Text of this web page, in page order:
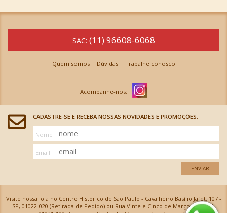
SAC: (11) 96608-6068
Quem somos Dúvidas Trabalhe conosco
CADASTRE-SE E RECEBA NOSSAS NOVIDADES E PROMOÇÕES.
Nome
Email
ENVIAR
Visite nossa loja no Centro Histórico de São Paulo - Cavalheiro Basílio Jafet, 107 -
SP, 01022-020 (Retirada de Pedido) ou Rua Vinte e Cinco de Março, 576 - SP,